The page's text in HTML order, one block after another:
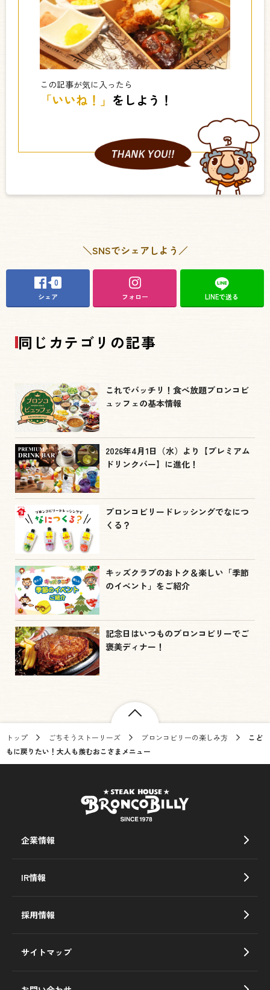
この記事が気に入ったら
「いいね！」 をしよう！
＼SNSでシェアしよう／
0
シェア フォロー LINEで送る
同じカテゴリの記事
これでバッチリ！食べ放題ブロンコビ
ュッフェの基本情報
2026年4月1日（水）より【プレミアム
ドリンクバー】に進化！
ブロンコビリードレッシングでなにつ
くる？
キッズクラブのおトク＆楽しい「季節
のイベント」をご紹介
記念日はいつものブロンコビリーでご
褒美ディナー！
トップ ごちそうストーリーズ ブロンコビリーの楽しみ方
こど
もに戻りたい！大人も羨むおこさまメニュー
企業情報
IR情報
採用情報
サイトマップ